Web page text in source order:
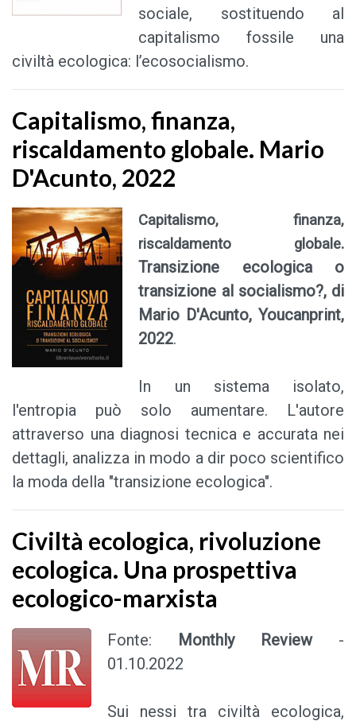
sociale, sostituendo al
capitalismo fossile una
civiltà ecologica: l’ecosocialismo.
Capitalismo, finanza,
riscaldamento globale. Mario
D'Acunto, 2022
Capitalismo, finanza,
riscaldamento globale.
Transizione ecologica o
transizione al socialismo?, di
Mario D'Acunto, Youcanprint,
2022.
In un sistema isolato,
l'entropia può solo aumentare. L'autore
attraverso una diagnosi tecnica e accurata nei
dettagli, analizza in modo a dir poco scientifico
la moda della "transizione ecologica".
Civiltà ecologica, rivoluzione
ecologica. Una prospettiva
ecologico-marxista
Fonte: Monthly Review-
01.10.2022
Sui nessi tra civiltà ecologica,